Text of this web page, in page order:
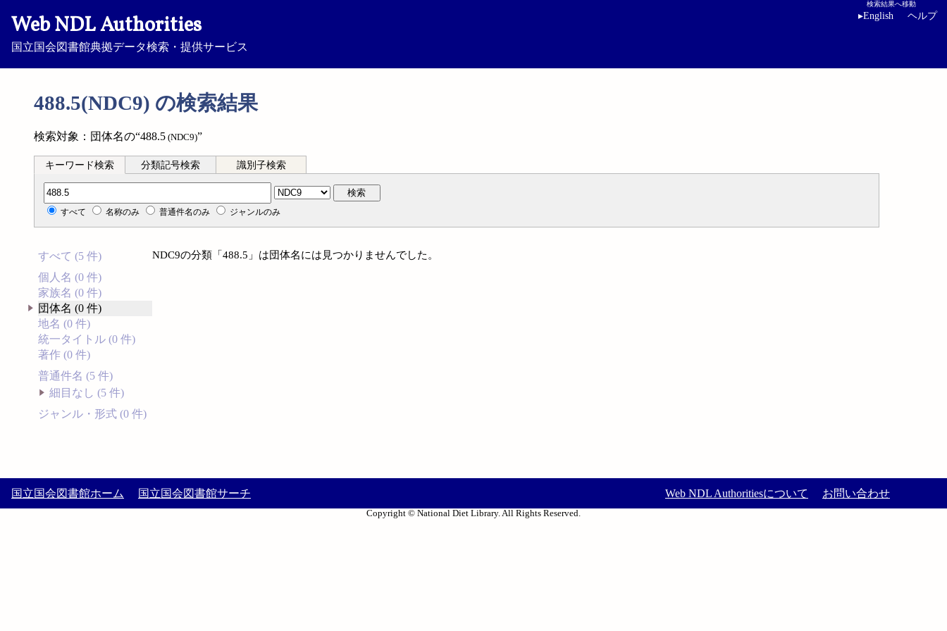
Web NDL Authorities
国立国会図書館典拠データ検索・提供サービス
検索結果へ移動
▸English ヘルプ
488.5(NDC9) の検索結果
検索対象：団体名の“488.5 (NDC9)”
キーワード検索 分類記号検索 識別子検索
分類記号検索 検索
すべて 名称のみ 普通件名のみ ジャンルのみ
すべて (5 件)
個人名 (0 件)
家族名 (0 件)
団体名 (0 件)
地名 (0 件)
統一タイトル (0 件)
著作 (0 件)
普通件名 (5 件)
細目なし (5 件)
ジャンル・形式 (0 件)
NDC9の分類「488.5」は団体名には見つかりませんでした。
国立国会図書館ホーム 国立国会図書館サーチ Web NDL Authoritiesについて お問い合わせ
Copyright © National Diet Library. All Rights Reserved.